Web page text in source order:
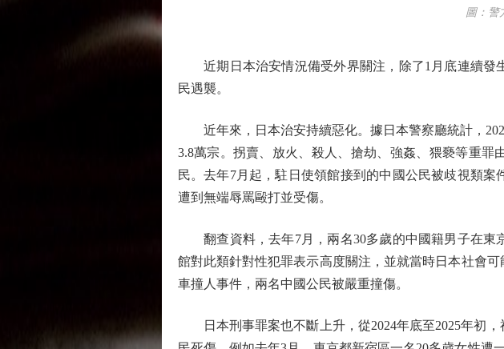
圖：警方
近期日本治安情況備受外界關注，除了1月底連續發
民遇襲。
近年來，日本治安持續惡化。據日本警察廳統計，
3.8萬宗。拐賣、放火、殺人、搶劫、強姦、猥褻等重罪
民。去年7月起，駐日使領館接到的中國公民被歧視類
遭到無端辱罵毆打並受傷。
翻查資料，去年7月，兩名30多歲的中國籍男子在東
館對此類針對性犯罪表示高度關注，並就當時日本社會
車撞人事件，兩名中國公民被嚴重撞傷。
日本刑事罪案也不斷上升，從2024年底至2025年初，